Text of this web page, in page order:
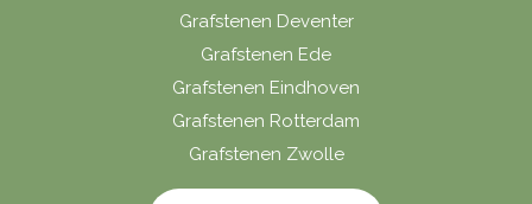
Grafstenen Deventer
Grafstenen Ede
Grafstenen Eindhoven
Grafstenen Rotterdam
Grafstenen Zwolle